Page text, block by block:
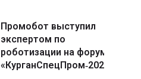
Промобот выступил
экспертом по
роботизации на форуме
«КурганСпецПром‑2026»